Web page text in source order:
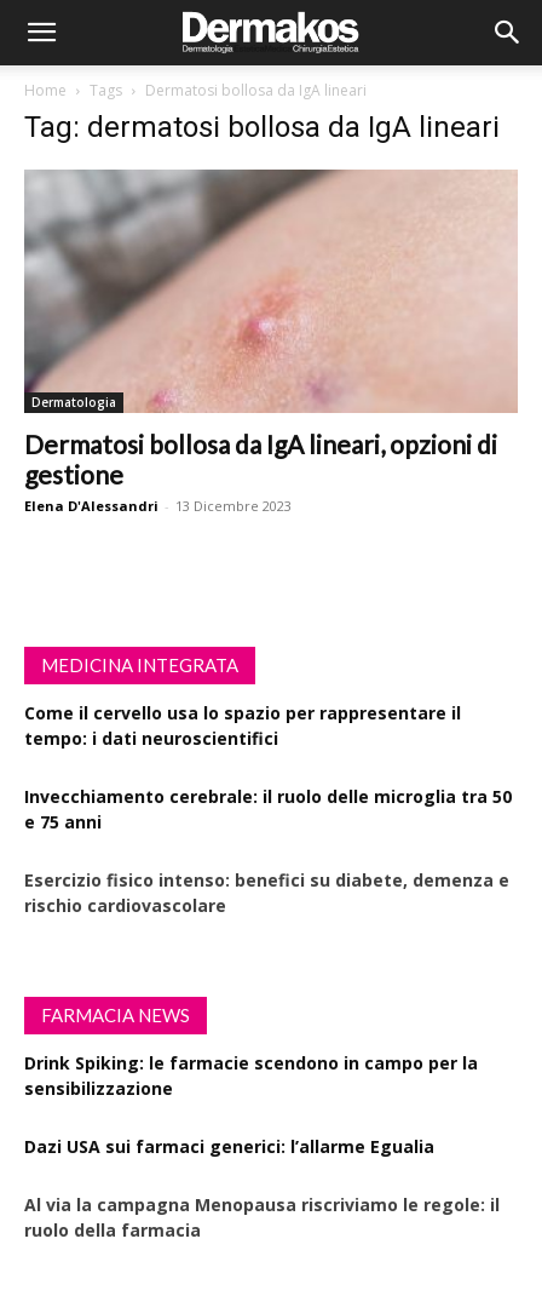
Home Tags Dermatosi bollosa da IgA lineari
Tag: dermatosi bollosa da IgA lineari
Dermatologia
Dermatosi bollosa da IgA lineari, opzioni di
gestione
Elena D'Alessandri - 13 Dicembre 2023
MEDICINA INTEGRATA
Come il cervello usa lo spazio per rappresentare il
tempo: i dati neuroscientifici
Invecchiamento cerebrale: il ruolo delle microglia tra 50
e 75 anni
Esercizio fisico intenso: benefici su diabete, demenza e
rischio cardiovascolare
FARMACIA NEWS
Drink Spiking: le farmacie scendono in campo per la
sensibilizzazione
Dazi USA sui farmaci generici: l’allarme Egualia
Al via la campagna Menopausa riscriviamo le regole: il
ruolo della farmacia